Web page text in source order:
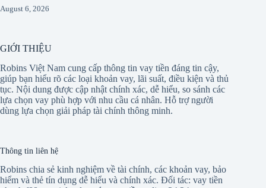
August 6, 2026
GIỚI THIỆU
Robins Việt Nam cung cấp thông tin vay tiền đáng tin cậy,
giúp bạn hiểu rõ các loại khoản vay, lãi suất, điều kiện và thủ
tục. Nội dung được cập nhật chính xác, dễ hiểu, so sánh các
lựa chọn vay phù hợp với nhu cầu cá nhân. Hỗ trợ người
dùng lựa chọn giải pháp tài chính thông minh.
Thông tin liên hệ
Robins chia sẻ kinh nghiệm về tài chính, các khoản vay, bảo
hiểm và thẻ tín dụng dễ hiểu và chính xác. Đối tác: vay tiền